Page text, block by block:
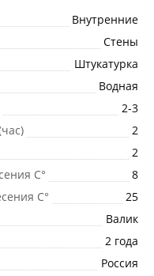
Внутренние
Стены
Штукатурка
Водная
2-3
2
2
C°
8
C°
25
Валик
2 года
Россия